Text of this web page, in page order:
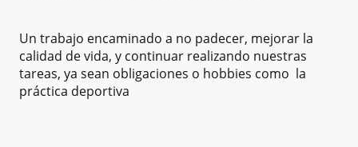
Un trabajo encaminado a no padecer, mejorar la
calidad de vida, y continuar realizando nuestras
tareas, ya sean obligaciones o hobbies como la
práctica deportiva